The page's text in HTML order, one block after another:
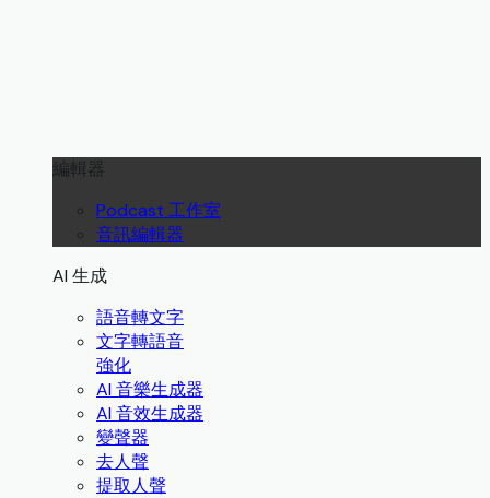
編輯器
Podcast 工作室
音訊編輯器
AI 生成
語音轉文字
文字轉語音
強化
AI 音樂生成器
AI 音效生成器
變聲器
去人聲
提取人聲